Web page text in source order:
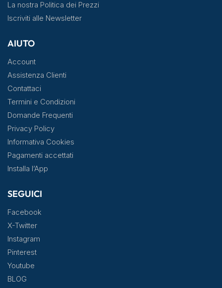
La nostra Politica dei Prezzi
Iscriviti alle Newsletter
AIUTO
Account
Assistenza Clienti
Contattaci
Termini e Condizioni
Domande Frequenti
Privacy Policy
Informativa Cookies
Pagamenti accettati
Installa l’App
SEGUICI
Facebook
X-Twitter
Instagram
Pinterest
Youtube
BLOG